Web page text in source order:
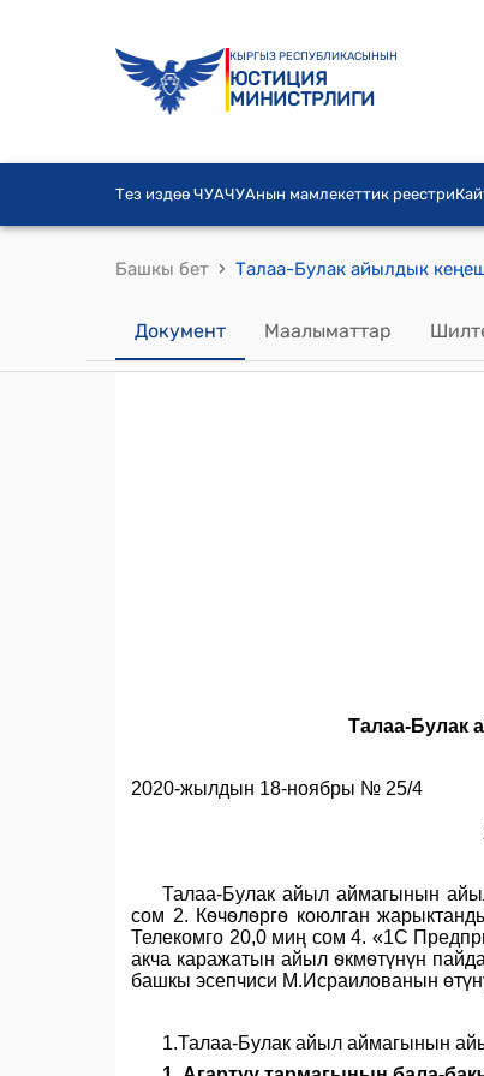
КЫРГЫЗ РЕСПУБЛИКАСЫНЫН
ЮСТИЦИЯ
МИНИСТРЛИГИ
Тез издөө ЧУАЧУАнын мамлекеттик реестри
Башкы бет ›
Документ Маалыматтар